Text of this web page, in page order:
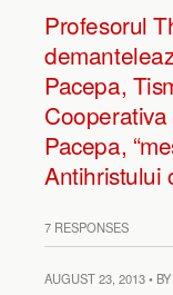
Profesorul
Pacepa,
Pacepa,
Antihristului
7 RESPONSES
AUGUST 23, 2013 •